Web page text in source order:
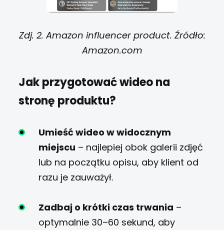
Zdj. 2. Amazon influencer product. Źródło:
Amazon.com
Jak przygotować wideo na
stronę produktu?
Umieść wideo w widocznym
miejscu – najlepiej obok galerii zdjęć
lub na początku opisu, aby klient od
razu je zauważył.
Zadbaj o krótki czas trwania –
optymalnie 30–60 sekund, aby